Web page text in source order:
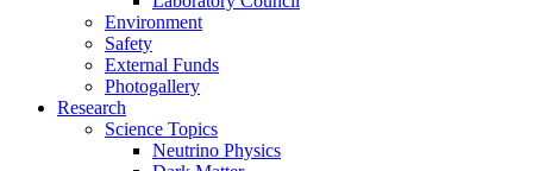
Environment
Safety
External Funds
Photogallery
Research
Science Topics
Neutrino Physics